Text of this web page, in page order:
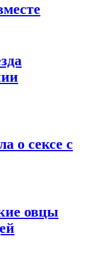
о сексе с
овцы